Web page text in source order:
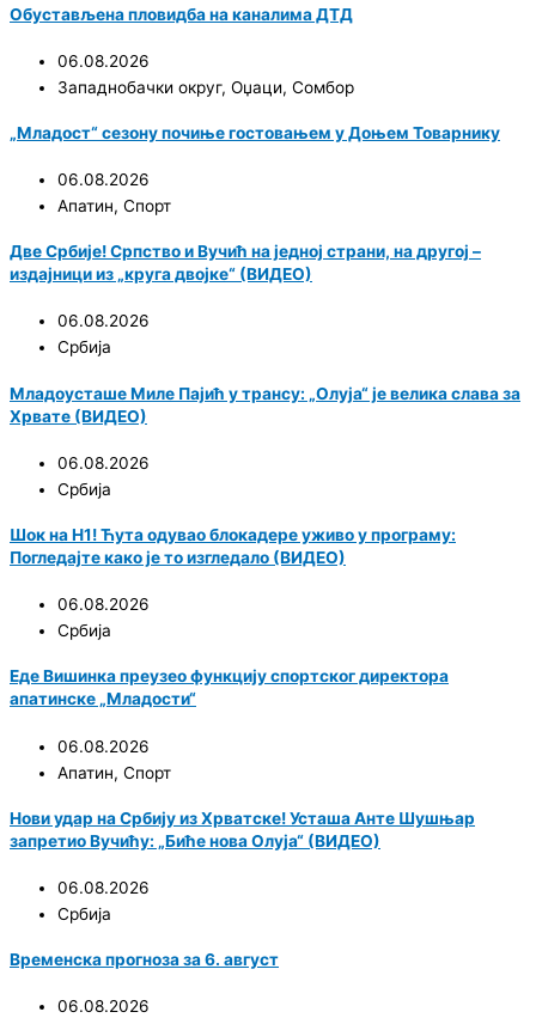
Обустављена пловидба на каналима ДТД
06.08.2026
Западнобачки округ, Оџаци, Сомбор
„Младост“ сезону почиње гостовањем у Доњем Товарнику
06.08.2026
Апатин, Спорт
Две Србије! Српство и Вучић на једној страни, на другој –
издајници из „круга двојке“ (ВИДЕО)
06.08.2026
Србија
Младоусташе Миле Пајић у трансу: „Олуја“ је велика слава за
Хрвате (ВИДЕО)
06.08.2026
Србија
Шок на Н1! Ћута одувао блокадере уживо у програму:
Погледајте како је то изгледало (ВИДЕО)
06.08.2026
Србија
Еде Вишинка преузео функцију спортског директора
апатинске „Младости“
06.08.2026
Апатин, Спорт
Нови удар на Србију из Хрватске! Усташа Анте Шушњар
запретио Вучићу: „Биће нова Олуја“ (ВИДЕО)
06.08.2026
Србија
Временска прогноза за 6. август
06.08.2026